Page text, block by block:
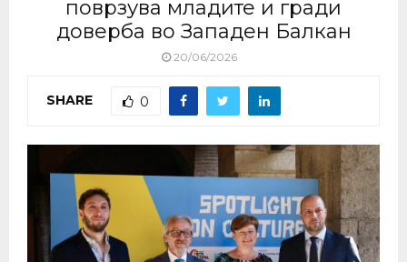
поврзува младите и гради
доверба во Западен Балкан
20/06/2026
SHARE 0